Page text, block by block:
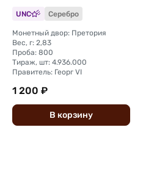
UNC Серебро
Монетный двор: Претория
Вес, г: 2,83
Проба: 800
Тираж, шт: 4.936.000
Правитель: Георг VI
1 200 ₽
В корзину